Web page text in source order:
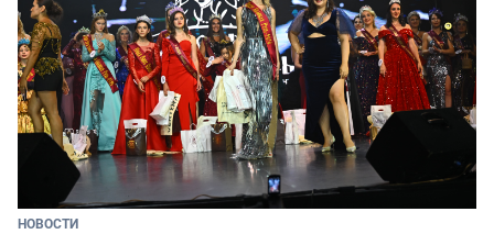
НОВОСТИ